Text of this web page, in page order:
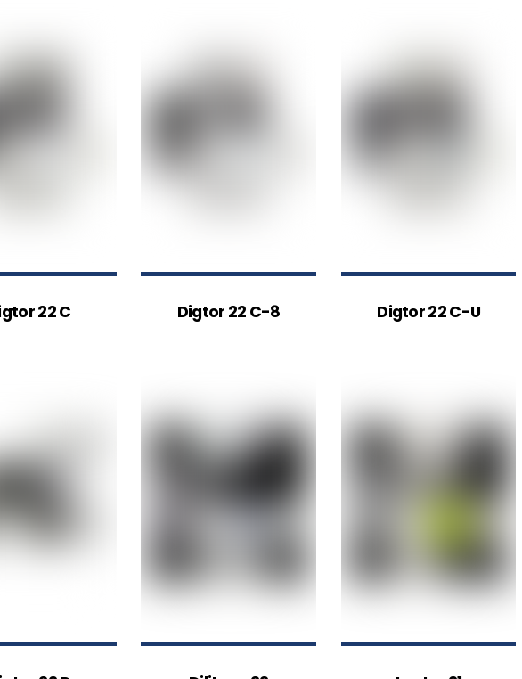
22 C Digtor 22 C-8 Digtor 22 C-U